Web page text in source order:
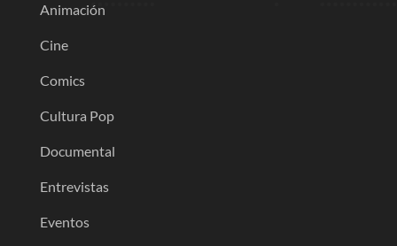
Animación
Cine
Comics
Cultura Pop
Documental
Entrevistas
Eventos